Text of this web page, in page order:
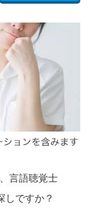
言語聴覚士
しですか？